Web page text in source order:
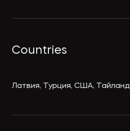
Countries
Латвия, Турция, США, Тайланд